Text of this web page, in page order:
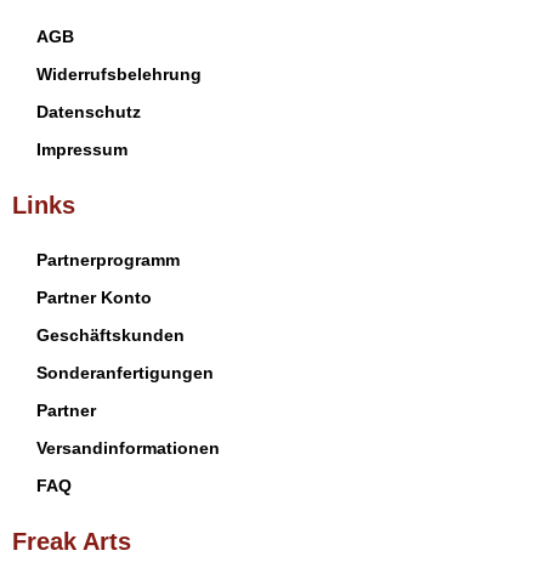
AGB
Widerrufsbelehrung
Datenschutz
Impressum
Links
Partnerprogramm
Partner Konto
Geschäftskunden
Sonderanfertigungen
Partner
Versandinformationen
FAQ
Freak Arts